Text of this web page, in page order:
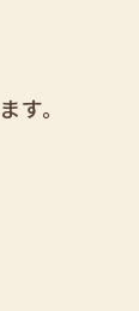
。